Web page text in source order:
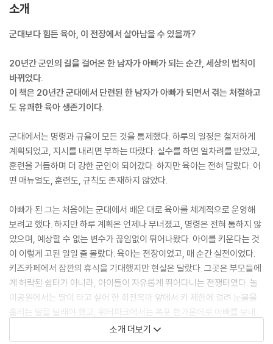
소개
군대보다 힘든 육아, 이 전장에서 살아남을 수 있을까?
20년간 군인의 길을 걸어온 한 남자가 아빠가 되는 순간, 세상의 법칙이
바뀌었다.
이 책은 20년간 군대에서 단련된 한 남자가 아빠가 되면서 겪는 처절하고
도 유쾌한 육아 생존기이다.
군대에서는 명령과 규율이 모든 것을 통제했다. 하루의 일정은 철저하게
계획되었고, 지시를 내리면 부하는 따랐다. 실수를 하면 얼차려를 받았고,
훈련을 거듭하며 더 강한 군인이 되어갔다. 하지만 육아는 전혀 달랐다. 어
떤 매뉴얼도, 훈련도, 규칙도 존재하지 않았다.
아빠가 된 그는 처음에는 군대에서 배운 대로 육아를 체계적으로 운영해
보려고 했다. 하지만 하루 계획은 언제나 무너졌고, 명령은 전혀 통하지 않
았으며, 예상할 수 없는 변수가 끊임없이 튀어나왔다. 아이를 키운다는 것
이 이렇게 고된 일일 줄 몰랐다. 육아는 전장이었고, 매 순간 실전이었다.
키즈카페에서 잠깐의 휴식을 기대했지만 현실은 달랐다. 그곳은 부모들에
게 허락된 쉼터가 아니라, 아이들이 자유롭게 뛰어다니는 전쟁터였다. 놀
이공원에서는 딸이 타고 싶어 한 회전목마 앞에서 키 제한에 걸려 눈물을
흘리는 딸을 달래야 했고, 워터파크에서는 폭포 한가운데로 아빠를 보내
놓고 혼자 유유히 사라지는 딸의 배신을 경험해야 했다.
소개 더보기